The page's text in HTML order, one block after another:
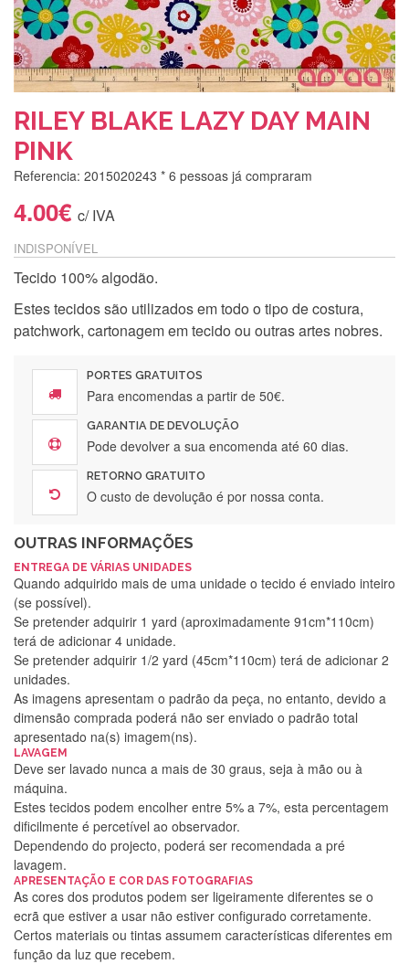
RILEY BLAKE LAZY DAY MAIN
PINK
Referencia: 2015020243 * 6 pessoas já compraram
4.00€ c/ IVA
INDISPONÍVEL
Tecido 100% algodão.
Estes tecidos são utilizados em todo o tipo de costura,
patchwork, cartonagem em tecido ou outras artes nobres.
PORTES GRATUITOS
Para encomendas a partir de 50€.
GARANTIA DE DEVOLUÇÃO
Pode devolver a sua encomenda até 60 dias.
RETORNO GRATUITO
O custo de devolução é por nossa conta.
OUTRAS INFORMAÇÕES
ENTREGA DE VÁRIAS UNIDADES
Quando adquirido mais de uma unidade o tecido é enviado inteiro
(se possível).
Se pretender adquirir 1 yard (aproximadamente 91cm*110cm)
terá de adicionar 4 unidade.
Se pretender adquirir 1/2 yard (45cm*110cm) terá de adicionar 2
unidades.
As imagens apresentam o padrão da peça, no entanto, devido a
dimensão comprada poderá não ser enviado o padrão total
apresentado na(s) imagem(ns).
LAVAGEM
Deve ser lavado nunca a mais de 30 graus, seja à mão ou à
máquina.
Estes tecidos podem encolher entre 5% a 7%, esta percentagem
dificilmente é percetível ao observador.
Dependendo do projecto, poderá ser recomendada a pré
lavagem.
APRESENTAÇÃO E COR DAS FOTOGRAFIAS
As cores dos produtos podem ser ligeiramente diferentes se o
ecrã que estiver a usar não estiver configurado corretamente.
Certos materiais ou tintas assumem características diferentes em
função da luz que recebem.
Silvia Lopes
Encomenda direitinha. Rapidez e segurança. Volto a
encomendar.